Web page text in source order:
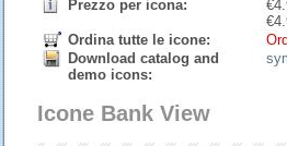
Prezzo per icona:
€
€
Ordina tutte le icone:
Download catalog and
demo icons:
Icone Bank View